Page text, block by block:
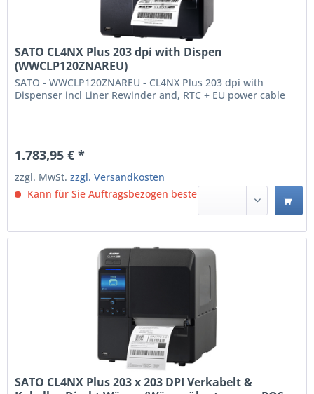
SATO CL4NX Plus 203 dpi with Dispen
(WWCLP120ZNAREU)
SATO - WWCLP120ZNAREU - CL4NX Plus 203 dpi with
Dispenser incl Liner Rewinder and, RTC + EU power cable
1.783,95 € *
zzgl. MwSt.zzgl. Versandkosten
Kann für Sie Auftragsbezogen bestellt werden.
SATO CL4NX Plus 203 x 203 DPI Verkabelt &